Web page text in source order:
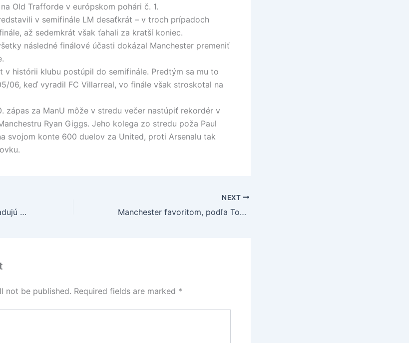
Old Trafforde v európskom pohári č. 1.
v semifinále LM desaťkrát – v troch prípadoch
až sedemkrát však ťahali za kratší koniec.
následné finálové účasti dokázal Manchester premeniť
v histórii klubu postúpil do semifinále. Predtým sa mu to
06, keď vyradil FC Villarreal, vo finále však stroskotal na
zápas za ManU môže v stredu večer nastúpiť rekordér v
Ryan Giggs. Jeho kolega zo stredu poža Paul
svojom konte 600 duelov za United, proti Arsenalu tak
Priaznivci Manchestru požadujú pre Giggsa rytiersky titul
NEXT
Manchester favoritom, podľa Tourého rozhodnú defenzívy
not be published. Required fields are marked *